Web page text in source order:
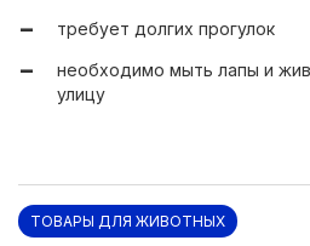
требует долгих прогулок
необходимо мыть лапы и
улицу
ТОВАРЫ ДЛЯ ЖИВОТНЫХ